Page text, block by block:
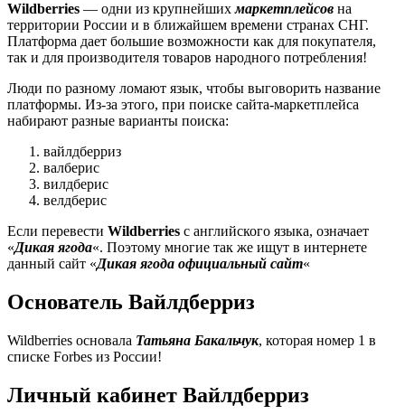
Wildberries — одни из крупнейшихмаркетплейсов на
территории России и в ближайшем времени странах СНГ.
Платформа дает большие возможности как для покупателя,
так и для производителя товаров народного потребления!
Люди по разному ломают язык, чтобы выговорить название
платформы. Из-за этого, при поиске сайта-маркетплейса
набирают разные варианты поиска:
вайлдберриз
валберис
вилдберис
велдберис
Если перевести Wildberries с английского языка, означает
«Дикая ягода«. Поэтому многие так же ищут в интернете
данный сайт «Дикая ягода официальный сайт«
Основатель Вайлдберриз
Wildberries основала Татьяна Бакальчук, которая номер 1 в
списке Forbes из России!
Личный кабинет Вайлдберриз